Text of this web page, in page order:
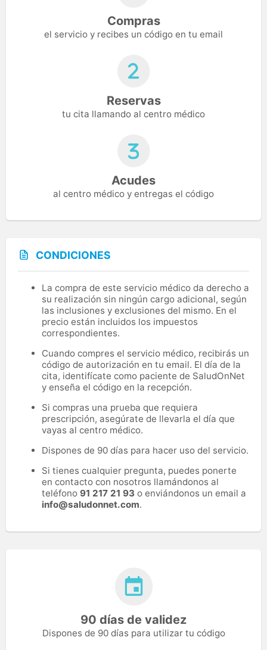
Compras
el servicio y recibes un código en tu email
Reservas
tu cita llamando al centro médico
Acudes
al centro médico y entregas el código
CONDICIONES
La compra de este servicio médico da derecho a
su realización sin ningún cargo adicional, según
las inclusiones y exclusiones del mismo. En el
precio están incluidos los impuestos
correspondientes.
Cuando compres el servicio médico, recibirás un
código de autorización en tu email. El día de la
cita, identifícate como paciente de SaludOnNet
y enseña el código en la recepción.
Si compras una prueba que requiera
prescripción, asegúrate de llevarla el día que
vayas al centro médico.
Dispones de 90 días para hacer uso del servicio.
Si tienes cualquier pregunta, puedes ponerte
en contacto con nosotros llamándonos al
teléfono 91 217 21 93 o enviándonos un email a
info@saludonnet.com.
90 días de validez
Dispones de 90 días para utilizar tu código